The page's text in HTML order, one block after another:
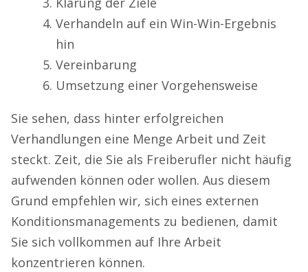
Verhandeln auf ein Win-Win-Ergebnis
hin
Vereinbarung
Umsetzung einer Vorgehensweise
Sie sehen, dass hinter erfolgreichen
Verhandlungen eine Menge Arbeit und Zeit
steckt. Zeit, die Sie als Freiberufler nicht häufig
aufwenden können oder wollen. Aus diesem
Grund empfehlen wir, sich eines externen
Konditionsmanagements zu bedienen, damit
Sie sich vollkommen auf Ihre Arbeit
konzentrieren können.